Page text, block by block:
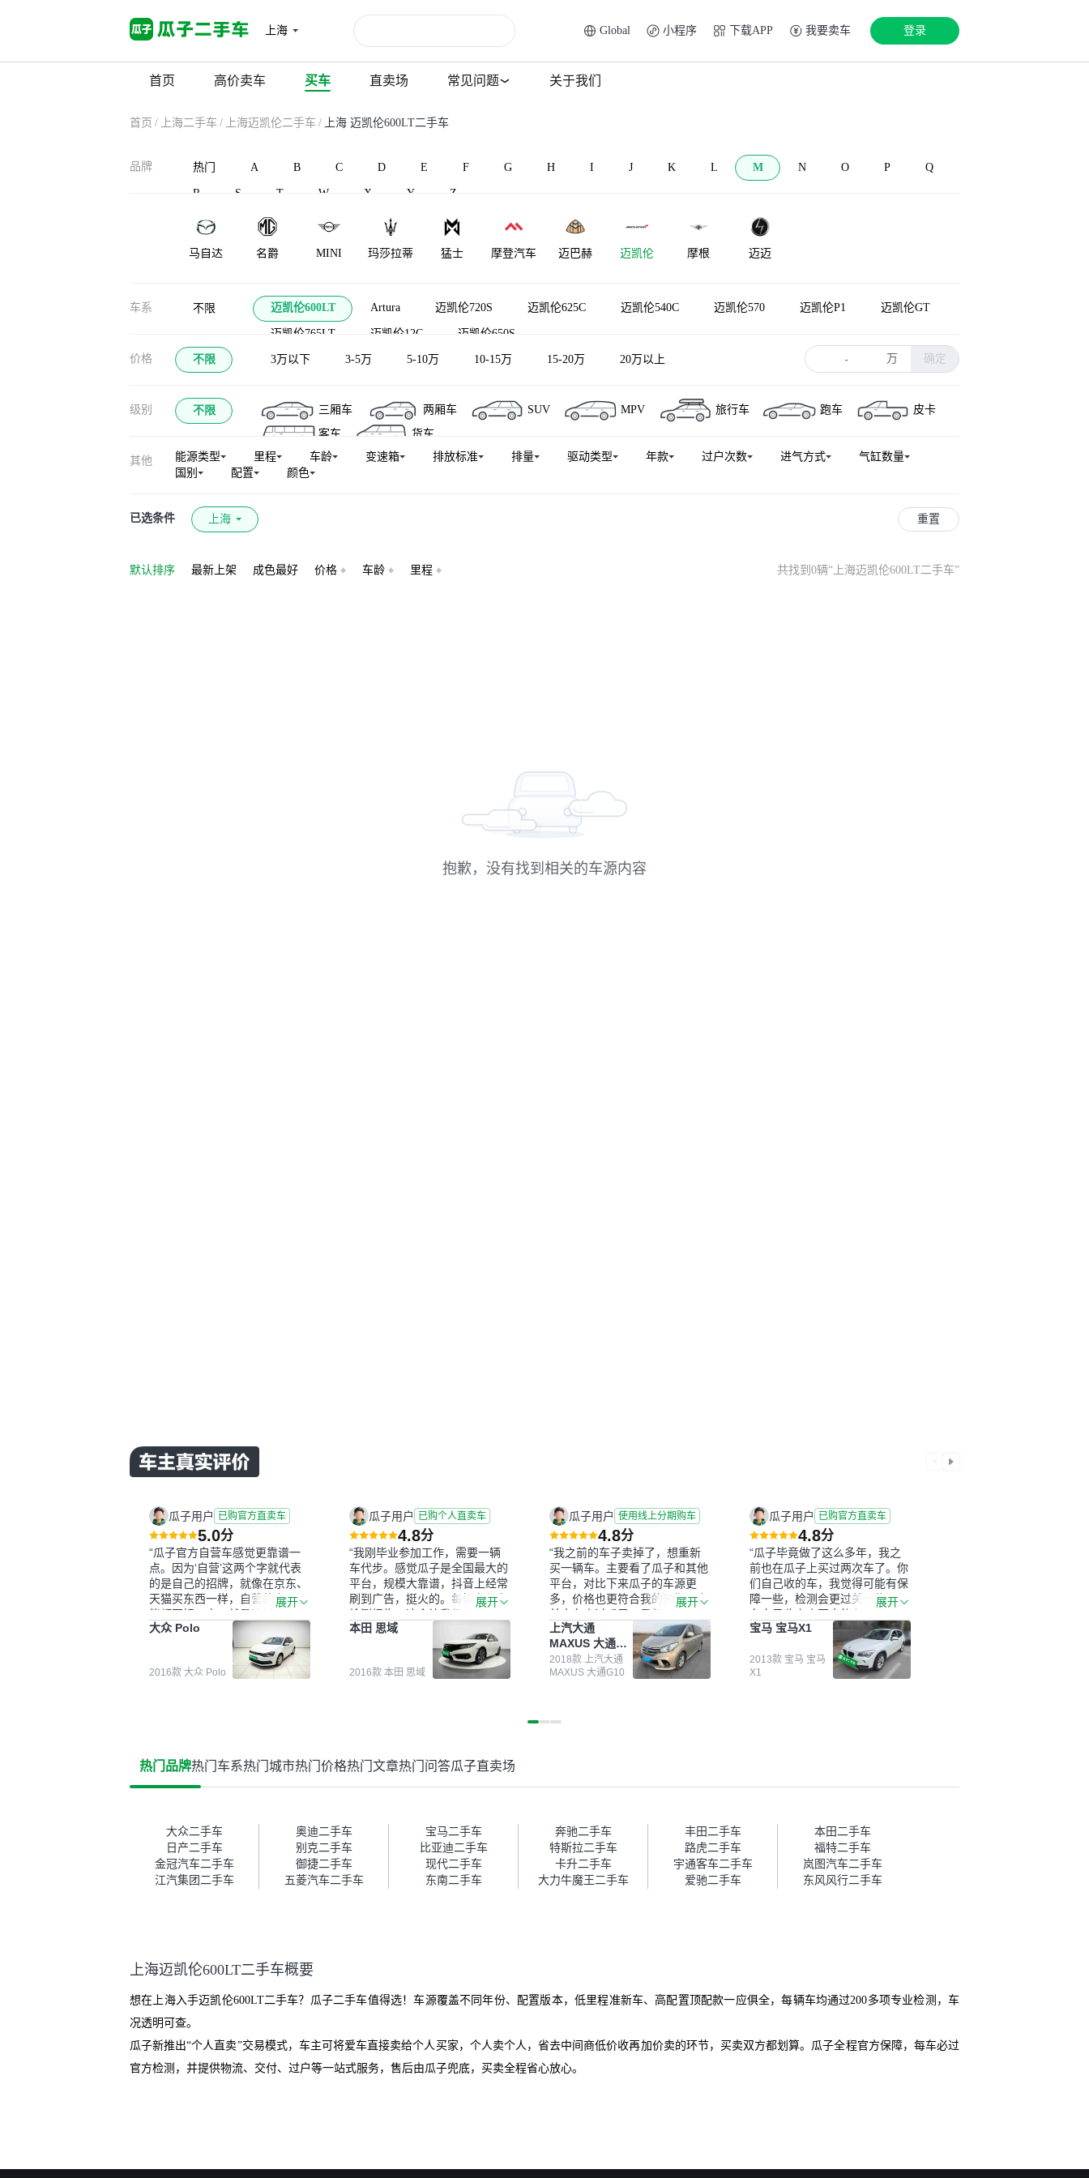
上海 Global 小程序 下载APP 我要卖车 登录
首页 高价卖车 买车 直卖场 常见问题 关于我们
首页 / 上海二手车 / 上海迈凯伦二手车 / 上海 迈凯伦600LT二手车
品牌 热门 A B C D E F G H I J K L M N O P Q
R S T W X Y Z
马自达 名爵 MINI 玛莎拉蒂 猛士 摩登汽车 迈巴赫 迈凯伦 摩根 迈迈
车系 不限 迈凯伦600LT Artura 迈凯伦720S 迈凯伦625C 迈凯伦540C 迈凯伦570 迈凯伦P1 迈凯伦GT
迈凯伦765LT 迈凯伦12C 迈凯伦650S
价格 不限 3万以下 3-5万 5-10万 10-15万 15-20万 20万以上 - 万 确定
级别 不限 三厢车 两厢车 SUV MPV 旅行车 跑车
皮卡
客车
货车
其他 能源类型 里程 车龄 变速箱 排放标准 排量 驱动类型 年款 过户次数 进气方式
气缸数量
国别
配置 颜色
已选条件 上海 重置
默认排序 最新上架 成色最好 价格 车龄 里程 共找到0辆“ 上海迈凯伦600LT二手车”
抱歉，没有找到相关的车源内容
瓜子用户 已购官方直卖车
5.0分
“瓜子官方自营车感觉更靠谱一
点。因为‘自营’这两个字就代表
的是自己的招牌，就像在京东、
天猫买东西一样，自营的东西可
能都要好一点。就是这种刻板印
象吧。一开始买二手车的时候，
我确实有担心过事故车、泡水车
这些问题。瓜子的检测报告其实
并不能完全打消顾虑，因为我也
果跟你们的报告是符合的，所以
这次车况没问题。购车流程挺快
车。去之前我提前跟交接人员说
好，到了之后要当着我的面再做
一次复检，你们也安排了师傅，
服务可以，速度很快。体验下来
自营车的感觉是要比个人车好一
我协商，主动权在平台手里。”
展开
大众 Polo
2016款 大众 Polo
瓜子用户 已购个人直卖车
4.8分
“我刚毕业参加工作，需要一辆
车代步。感觉瓜子是全国最大的
平台，规模大靠谱，抖音上经常
刷到广告，挺火的。每辆车都有
检测报告，这个让我很放心。去
外面买车全凭卖家一张嘴，不敢
买。我买了本田思域，白色，过
户次数少，公里数符合，虽然价
格比我心理预期略高一点，但瓜
价格比车商那便宜，车况也有检
展开
本田 思域
2016款 本田 思域
瓜子用户 使用线上分期购车
4.8分
“我之前的车子卖掉了，想重新
买一辆车。主要看了瓜子和其他
平台，对比下来瓜子的车源更
多，价格也更符合我的预期。之
前卖车来过瓜子，虽然价格没谈
成，但APP一直留着。瓜子毕竟
是大平台，整体印象还好。我最
终买了一台上汽大通，18年的
车，公里数9万多，符合我的要
捷，其他平台的分期需要到当地
障。”
展开
上汽大通
MAXUS 大通
G10
2018款 上汽大通
MAXUS 大通G10
瓜子用户 已购官方直卖车
4.8分
“瓜子毕竟做了这么多年，我之
前也在瓜子上买过两次车了。你
们自己收的车，我觉得可能有保
障一些，检测会更过关一些。平
台自己收上来再卖的车，应该更
可靠。我买的是宝马X1，主要看
中它的价格和公里数比较合适。
另外，瓜子承诺无火烧、无事
故、无泡水、无调表，在平台自
帮我谈价。自营车我讲过价，最
后是通过花一块钱买优惠券的方
式，便宜了800块钱成交。”
展开
宝马 宝马X1
2013款 宝马 宝马
X1
热门品牌热门车系热门城市热门价格热门文章热门问答瓜子直卖场
大众二手车 奥迪二手车 宝马二手车 奔驰二手车 丰田二手车
本田二手车
日产二手车
别克二手车 比亚迪二手车 特斯拉二手车 路虎二手车
福特二手车
金冠汽车二手车
御捷二手车 现代二手车 卡升二手车 宇通客车二手车
岚图汽车二手车
江汽集团二手车
五菱汽车二手车 东南二手车 大力牛魔王二手车 爱驰二手车 东风风行二手车
上海迈凯伦600LT二手车概要
想在上海入手迈凯伦600LT二手车？瓜子二手车值得选！车源覆盖不同年份、配置版本，低里程准新车、高配置顶配款一应俱全，每辆车均通过200多项专业检测，车
况透明可查。
瓜子新推出“个人直卖”交易模式，车主可将爱车直接卖给个人买家，个人卖个人，省去中间商低价收再加价卖的环节，买卖双方都划算。瓜子全程官方保障，每车必过
官方检测，并提供物流、交付、过户等一站式服务，售后由瓜子兜底，买卖全程省心放心。